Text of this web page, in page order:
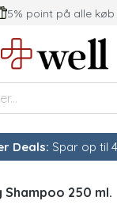
5% point på alle køb
Deals: Spar op til
Shampoo 250 ml.